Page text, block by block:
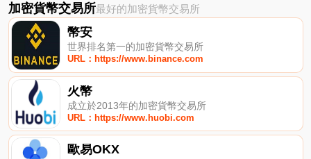
加密貨幣交易所最好的加密貨幣交易所
幣安
世界排名第一的加密貨幣交易所
URL：https://www.binance.com
火幣
成立於2013年的加密貨幣交易所
URL：https://www.huobi.com
歐易OKX